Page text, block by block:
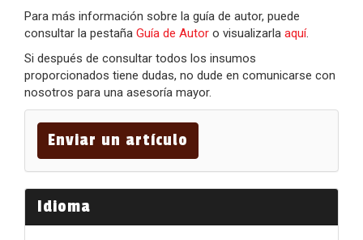
Para más información sobre la guía de autor, puede
consultar la pestaña Guía de Autor o visualizarla aquí.
Si después de consultar todos los insumos
proporcionados tiene dudas, no dude en comunicarse con
nosotros para una asesoría mayor.
Enviar
un
artículo
Enviar un artículo
Idioma